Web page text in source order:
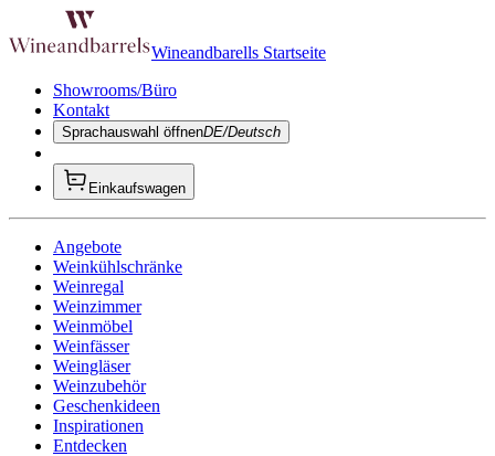
Wineandbarells Startseite
Showrooms/Büro
Kontakt
Sprachauswahl öffnenDE/Deutsch
Einkaufswagen
Angebote
Weinkühlschränke
Weinregal
Weinzimmer
Weinmöbel
Weinfässer
Weingläser
Weinzubehör
Geschenkideen
Inspirationen
Entdecken